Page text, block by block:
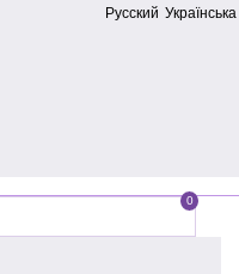
Русский Українська
0